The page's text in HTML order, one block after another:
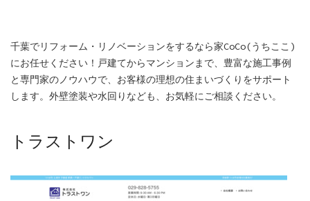
千葉でリフォーム・リノベーションをするなら家CoCo(うちここ)
にお任せください！戸建てからマンションまで、豊富な施工事例
と専門家のノウハウで、お客様の理想の住まいづくりをサポート
します。外壁塗装や水回りなども、お気軽にご相談ください。
トラストワン